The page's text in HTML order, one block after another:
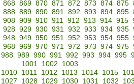
868 869 870 871 872 873 874 875
888 889 890 891 892 893 894 895
908 909 910 911 912 913 914 915
928 929 930 931 932 933 934 935
948 949 950 951 952 953 954 955
968 969 970 971 972 973 974 975
988 989 990 991 992 993 994 995
1001
1002
1003
1010 1011 1012 1013 1014 1015
1027 1028 1029 1030 1031 1032